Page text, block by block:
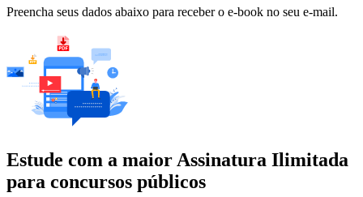
Preencha seus dados abaixo para receber o e-book no seu e-mail.
Estude com a maior Assinatura Ilimitada
para concursos públicos